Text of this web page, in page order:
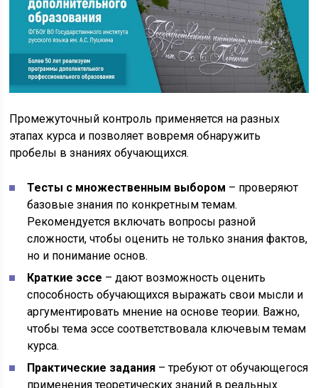
Промежуточный контроль применяется на разных
этапах курса и позволяет вовремя обнаружить
пробелы в знаниях обучающихся.
Тесты с множественным выбором – проверяют
базовые знания по конкретным темам.
Рекомендуется включать вопросы разной
сложности, чтобы оценить не только знания фактов,
но и понимание основ.
Краткие эссе – дают возможность оценить
способность обучающихся выражать свои мысли и
аргументировать мнение на основе теории. Важно,
чтобы тема эссе соответствовала ключевым темам
курса.
Практические задания – требуют от обучающегося
применения теоретических знаний в реальных